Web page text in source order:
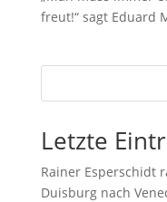
freut!“ sagt Eduard
Letzte
Rainer Esperschidt
Duisburg nach